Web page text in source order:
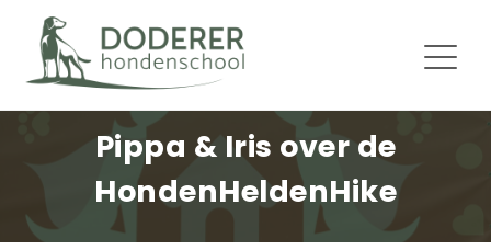
Pippa & Iris over de
HondenHeldenHike